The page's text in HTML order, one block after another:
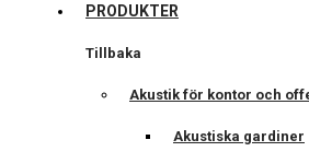
PRODUKTER
Tillbaka
Akustik för kontor och
Akustiska gardiner